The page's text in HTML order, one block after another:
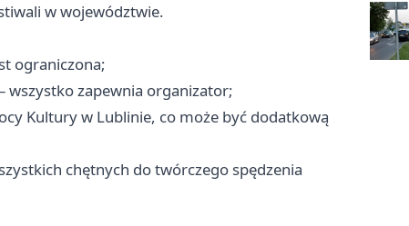
w województwie.
ograniczona;
wszystko zapewnia organizator;
Kultury w Lublinie, co może być dodatkową
chętnych do twórczego spędzenia